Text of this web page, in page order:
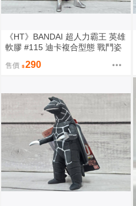
《HT》BANDAI 超人力霸王 英雄
軟膠 #115 迪卡複合型態 戰鬥姿
售價 290